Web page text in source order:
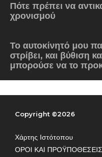
ΓΙΝΕΤΕ ΜΕΛΟΣ ΤΟΥ
Πότε πρέπει να
χρονισμού
Το αυτοκίνητό μου
στρίβει, και βύθιση
μπορούσε να το
Copyright ©2026
Χάρτης Ιστότοπου
ΟΡΟΙ ΚΑΙ